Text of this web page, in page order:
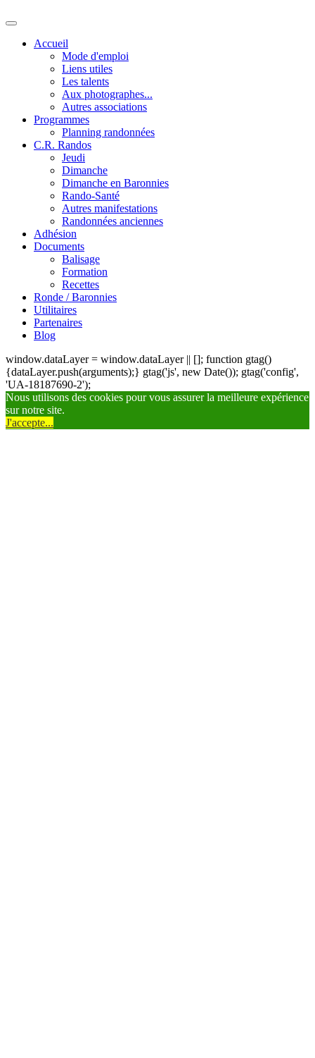
Accueil
Mode d'emploi
Liens utiles
Les talents
Aux photographes...
Autres associations
Programmes
Planning randonnées
C.R. Randos
Jeudi
Dimanche
Dimanche en Baronnies
Rando-Santé
Autres manifestations
Randonnées anciennes
Adhésion
Documents
Balisage
Formation
Recettes
Ronde / Baronnies
Utilitaires
Partenaires
Blog
window.dataLayer = window.dataLayer || []; function gtag()
{dataLayer.push(arguments);} gtag('js', new Date()); gtag('config',
'UA-18187690-2');
Nous utilisons des cookies pour vous assurer la meilleure expérience
sur notre site.
J'accepte...